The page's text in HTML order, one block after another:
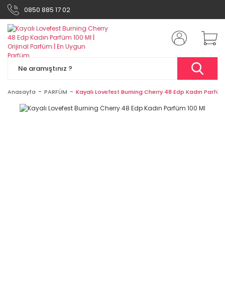
0850 885 17 02
Anasayfa PARFÜM Kayalı Lovefest Burning Cherry 48 Edp Kadın